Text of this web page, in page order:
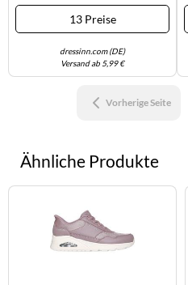
13 Preise
dressinn.com (DE)
Versand ab 5,99 €
Vorherige Seite
Ähnliche Produkte